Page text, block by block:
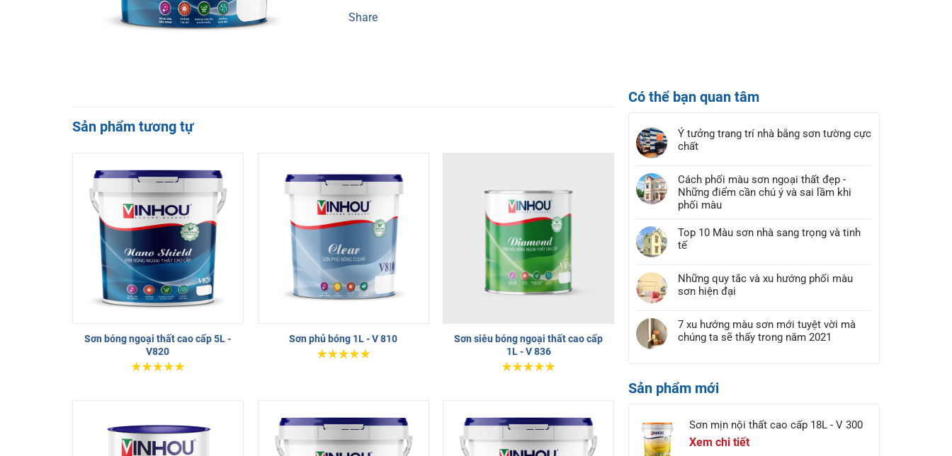
Share
Sản phẩm tương tự
Sơn bóng ngoại thất cao cấp 5L -
V820
Sơn phủ bóng 1L - V 810
Sơn siêu bóng ngoại thất cao cấp
1L - V 836
Có thể bạn quan tâm
Ý tưởng trang trí nhà bằng sơn tường cực
chất
Cách phối màu sơn ngoại thất đẹp -
Những điểm cần chú ý và sai lầm khi
phối màu
Top 10 Màu sơn nhà sang trọng và tinh
tế
Những quy tắc và xu hướng phối màu
sơn hiện đại
7 xu hướng màu sơn mới tuyệt vời mà
chúng ta sẽ thấy trong năm 2021
Sản phẩm mới
Sơn mịn nội thất cao cấp 18L - V 300
Xem chi tiết